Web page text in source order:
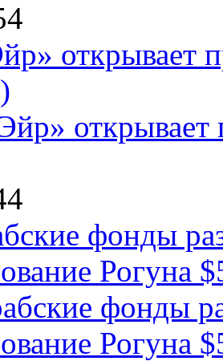
открывает
фонды
Рогуна